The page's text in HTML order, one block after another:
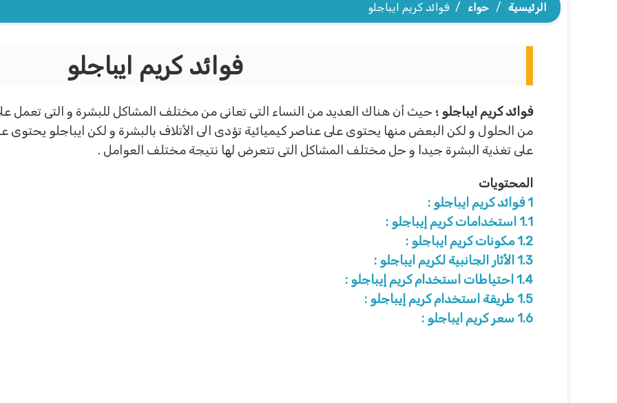
الرئيسية / حواء / فوائد كريم ايباجلو
فوائد كريم ايباجلو
فوائد كريم ايباجلو ؛ حيث أن هناك العديد من النساء التى تعانى من مختلف المشاكل للبشرة و التى تعمل
من الحلول و لكن البعض منها يحتوى على عناصر كيميائية تؤدى الى الأتلاف بالبشرة و لكن ايباجلو يحتوى
على تغذية البشرة جيدا و حل مختلف المشاكل التى تتعرض لها نتيجة مختلف العوامل .
المحتويات
1 فوائد كريم ايباجلو :
1.1 استخدامات كريم إيباجلو :
1.2 مكونات كريم ايباجلو :
1.3 الأثار الجانبية لكريم ايباجلو :
1.4 احتياطات استخدام كريم إيباجلو :
1.5 طريقة استخدام كريم إيباجلو :
1.6 سعر كريم ايباجلو :